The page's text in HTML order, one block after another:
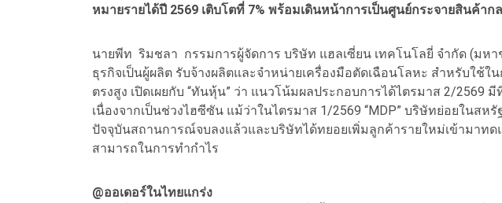
หมายรายได้ปี 2569 เติบโตที่ 7% พร้อมเดินหน้าการเป็นศูนย์กระจายสินค้าก
นายพีท ริมชลา กรรมการผู้จัดการ บริษัท แฮลเซี่ยน เทคโนโลยี่ จำกัด (มหา
ธุรกิจเป็นผู้ผลิต รับจ้างผลิตและจำหน่ายเครื่องมือตัดเฉือนโลหะ สำหรับใช้ใ
ตรงสูง เปิดเผยกับ “ทันหุ้น” ว่า แนวโน้มผลประกอบการได้ไตรมาส 2/2569
เนื่องจากเป็นช่วงไฮซีซัน แม้ว่าในไตรมาส 1/2569 “MDP” บริษัทย่อยในสห
ปัจจุบันสถานการณ์จบลงแล้วและบริษัทได้ทยอยเพิ่มลูกค้ารายใหม่เข้ามาทด
สามารถในการทำกำไร
@ออเดอร์ในไทยแกร่ง